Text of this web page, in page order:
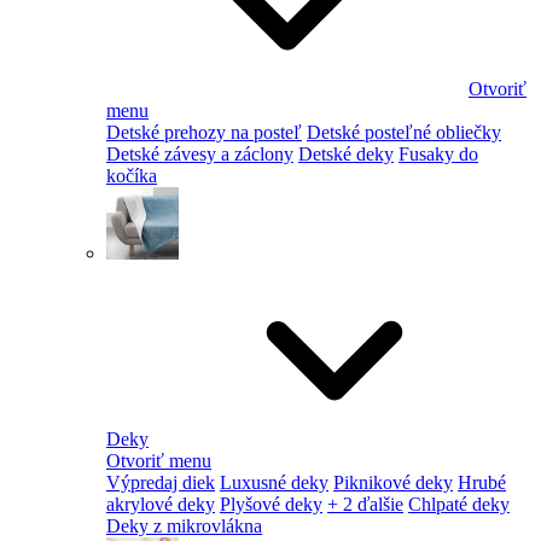
Otvoriť
menu
Detské prehozy na posteľ Detské posteľné obliečky
Detské závesy a záclony Detské deky Fusaky do
kočíka
Deky
Otvoriť menu
Výpredaj diek Luxusné deky Piknikové deky Hrubé
akrylové deky Plyšové deky + 2 ďalšie Chlpaté deky
Deky z mikrovlákna